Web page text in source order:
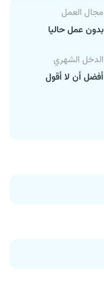
مجال العمل
بدون عمل حاليا
الدخل الشهري
أفضل أن لا أقول